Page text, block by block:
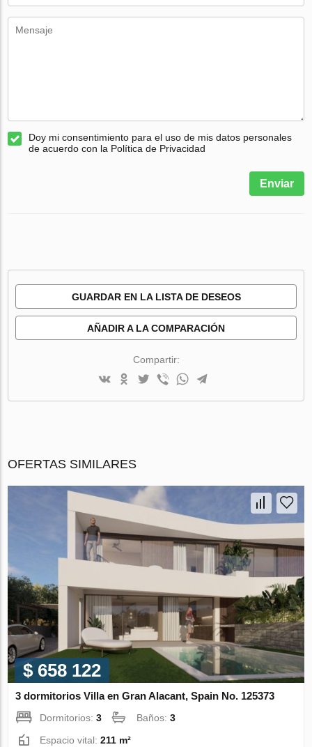
Doy mi consentimiento para el uso de mis datos personales
de acuerdo con la Política de Privacidad
Enviar
GUARDAR EN LA LISTA DE DESEOS
AÑADIR A LA COMPARACIÓN
Compartir:
OFERTAS SIMILARES
$ 658 122
3 dormitorios Villa en Gran Alacant, Spain No. 125373
Dormitorios:3 Baños:3
Espacio vital:211 m²